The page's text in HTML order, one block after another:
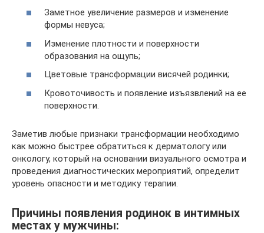
Заметное увеличение размеров и изменение
формы невуса;
Изменение плотности и поверхности
образования на ощупь;
Цветовые трансформации висячей родинки;
Кровоточивость и появление изъязвлений на ее
поверхности.
Заметив любые признаки трансформации необходимо
как можно быстрее обратиться к дерматологу или
онкологу, который на основании визуального осмотра и
проведения диагностических мероприятий, определит
уровень опасности и методику терапии.
Причины появления родинок в интимных
местах у мужчины: